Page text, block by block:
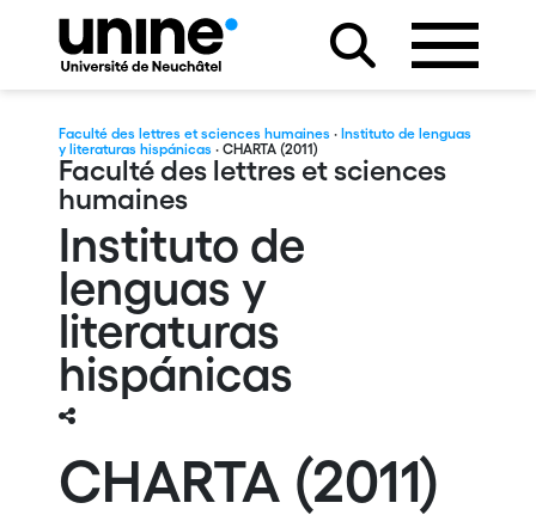
Faculté des lettres et sciences humaines · Instituto de lenguas
y literaturas hispánicas · CHARTA (2011)
Faculté des lettres et sciences
humaines
Instituto de
lenguas y
literaturas
hispánicas
CHARTA (2011)